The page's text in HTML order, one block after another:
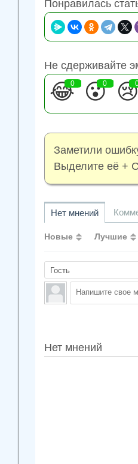
Понравилась
Не сдерживайте
😂
0 😮
0
Заметили
Выделите её +
Нет мнений
Новые Лучшие
Нет мнений